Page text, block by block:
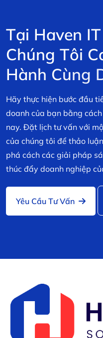
Tại Haven IT
Chúng Tôi C
Hành Cùng
Hãy thực hiện bước đầu
doanh của bạn bằng
nay. Đặt lịch tư vấn với
của chúng tôi để thảo
phá cách các giải pháp
thúc đẩy doanh nghiệp
Yêu Cầu Tư Vấn